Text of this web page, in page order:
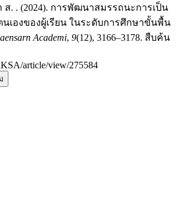
ส. . (2024). การพัฒนาสมรรถนะการเป็น
นเองของผู้เรียน ในระดับการศึกษาขั้นพื้น
Academi, 9(12), 3166–3178. สืบค้น
article/view/275584